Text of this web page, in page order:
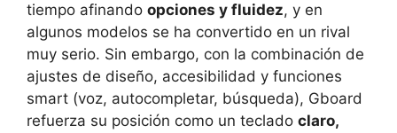
tiempo afinando opciones y fluidez, y en
algunos modelos se ha convertido en un rival
muy serio. Sin embargo, con la combinación de
ajustes de diseño, accesibilidad y funciones
smart (voz, autocompletar, búsqueda), Gboard
refuerza su posición como un teclado claro,